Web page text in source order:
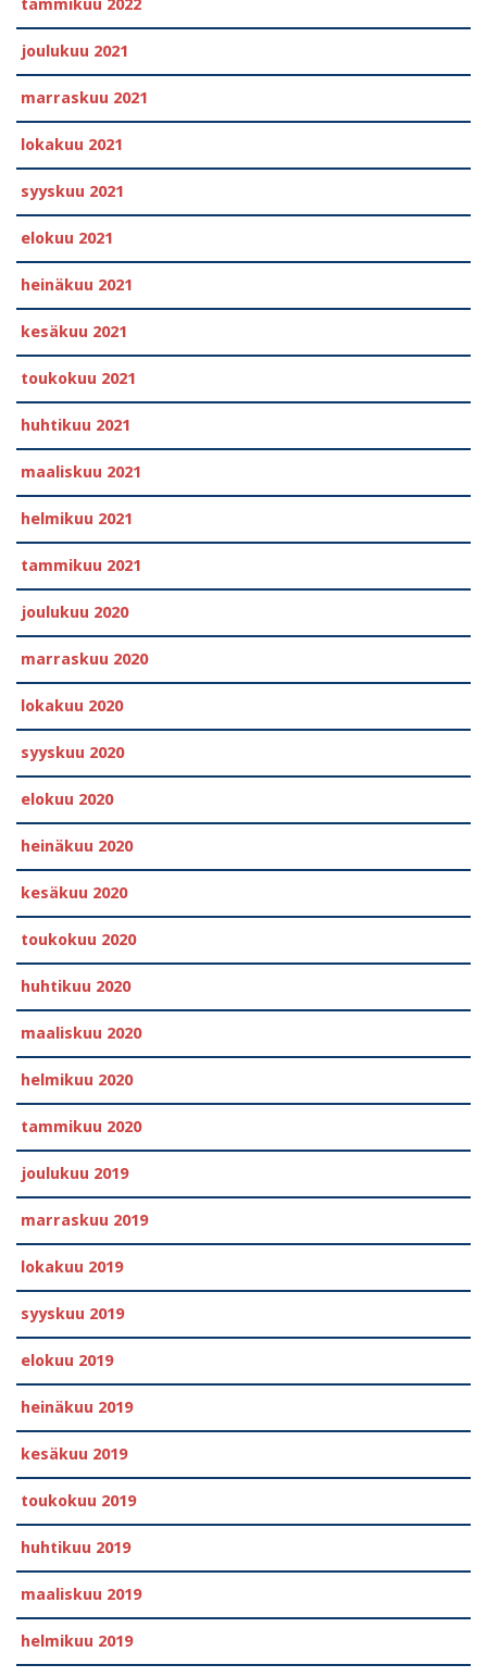
tammikuu 2022
joulukuu 2021
marraskuu 2021
lokakuu 2021
syyskuu 2021
elokuu 2021
heinäkuu 2021
kesäkuu 2021
toukokuu 2021
huhtikuu 2021
maaliskuu 2021
helmikuu 2021
tammikuu 2021
joulukuu 2020
marraskuu 2020
lokakuu 2020
syyskuu 2020
elokuu 2020
heinäkuu 2020
kesäkuu 2020
toukokuu 2020
huhtikuu 2020
maaliskuu 2020
helmikuu 2020
tammikuu 2020
joulukuu 2019
marraskuu 2019
lokakuu 2019
syyskuu 2019
elokuu 2019
heinäkuu 2019
kesäkuu 2019
toukokuu 2019
huhtikuu 2019
maaliskuu 2019
helmikuu 2019